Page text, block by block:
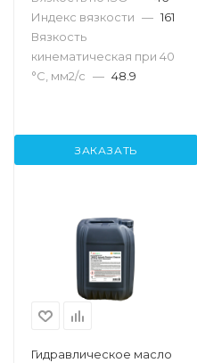
Индекс вязкости — 161
Вязкость
кинематическая при 40
°С, мм2/с — 48.9
ЗАКАЗАТЬ
Гидравлическое масло